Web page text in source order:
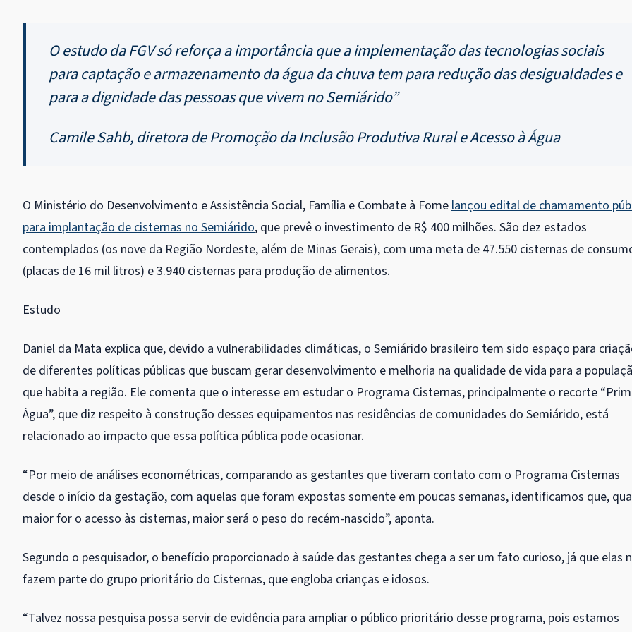
O estudo da FGV só reforça a importância que a implementação das tecnologias sociais
para captação e armazenamento da água da chuva tem para redução das desigualdades e
para a dignidade das pessoas que vivem no Semiárido”
Camile Sahb, diretora de Promoção da Inclusão Produtiva Rural e Acesso à Água
O Ministério do Desenvolvimento e Assistência Social, Família e Combate à Fomelançou edital de chamamento
para implantação de cisternas no Semiárido, que prevê o investimento de R$ 400 milhões. São dez estados
contemplados (os nove da Região Nordeste, além de Minas Gerais), com uma meta de 47.550 cisternas de
(placas de 16 mil litros) e 3.940 cisternas para produção de alimentos.
Estudo
Daniel da Mata explica que, devido a vulnerabilidades climáticas, o Semiárido brasileiro tem sido espaço para
de diferentes políticas públicas que buscam gerar desenvolvimento e melhoria na qualidade de vida para a
que habita a região. Ele comenta que o interesse em estudar o Programa Cisternas, principalmente o recorte
Água”, que diz respeito à construção desses equipamentos nas residências de comunidades do Semiárido, está
relacionado ao impacto que essa política pública pode ocasionar.
“Por meio de análises econométricas, comparando as gestantes que tiveram contato com o Programa Cisternas
desde o início da gestação, com aquelas que foram expostas somente em poucas semanas, identificamos que,
maior for o acesso às cisternas, maior será o peso do recém-nascido”, aponta.
Segundo o pesquisador, o benefício proporcionado à saúde das gestantes chega a ser um fato curioso, já que elas
fazem parte do grupo prioritário do Cisternas, que engloba crianças e idosos.
“Talvez nossa pesquisa possa servir de evidência para ampliar o público prioritário desse programa, pois estamos